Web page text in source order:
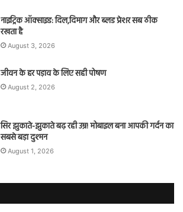
नाइट्रिक ऑक्साइड: दिल,दिमाग और ब्लड प्रेशर सब ठीक
रखता है
August 3, 2026
जीवन के हर पड़ाव के लिए सही पोषण
August 2, 2026
सिर झुकाते-झुकाते बढ़ रही उम्र! मोबाइल बना आपकी गर्दन का
सबसे बड़ा दुश्मन
August 1, 2026